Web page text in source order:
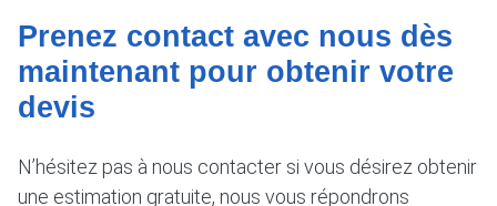
Prenez contact avec nous dès
maintenant pour obtenir votre
devis
N’hésitez pas à nous contacter si vous désirez obtenir
une estimation gratuite, nous vous répondrons